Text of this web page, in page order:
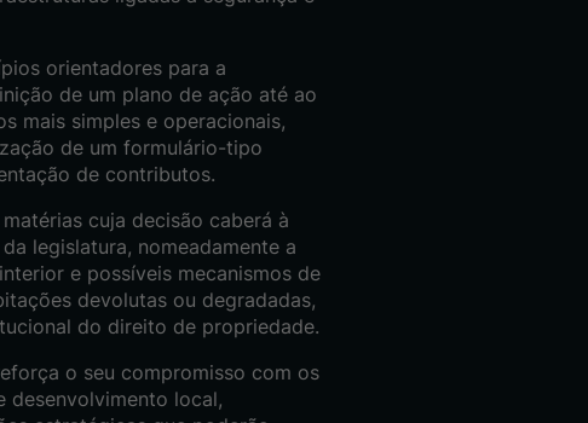
orientadores para a
de um plano de ação até ao
mais simples e operacionais,
de um formulário-tipo
de contributos.
cuja decisão caberá à
legislatura, nomeadamente a
e possíveis mecanismos de
devolutas ou degradadas,
do direito de propriedade.
o seu compromisso com os
desenvolvimento local,